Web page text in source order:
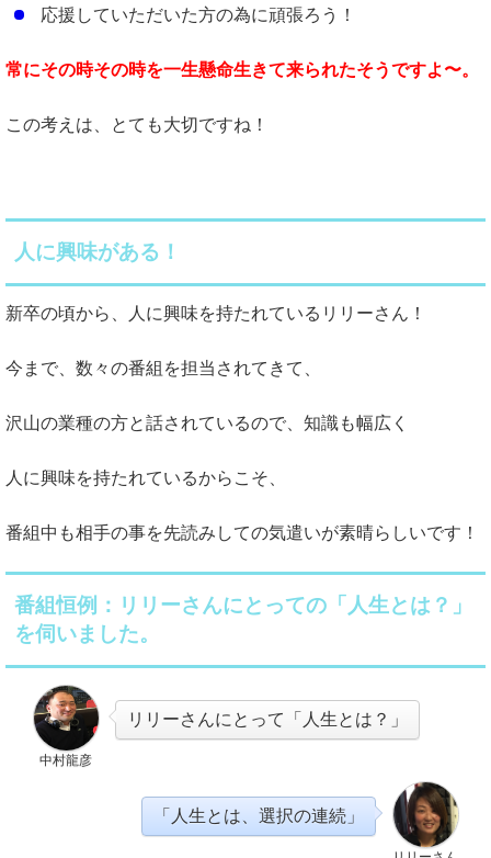
応援していただいた方の為に頑張ろう！
常にその時その時を一生懸命生きて来られたそうですよ〜。
この考えは、とても大切ですね！
人に興味がある！
新卒の頃から、人に興味を持たれているリリーさん！
今まで、数々の番組を担当されてきて、
沢山の業種の方と話されているので、知識も幅広く
人に興味を持たれているからこそ、
番組中も相手の事を先読みしての気遣いが素晴らしいです！
番組恒例：リリーさんにとっての「人生とは？」
を伺いました。
中村龍彦
リリーさんにとって「人生とは？」
「人生とは、選択の連続」